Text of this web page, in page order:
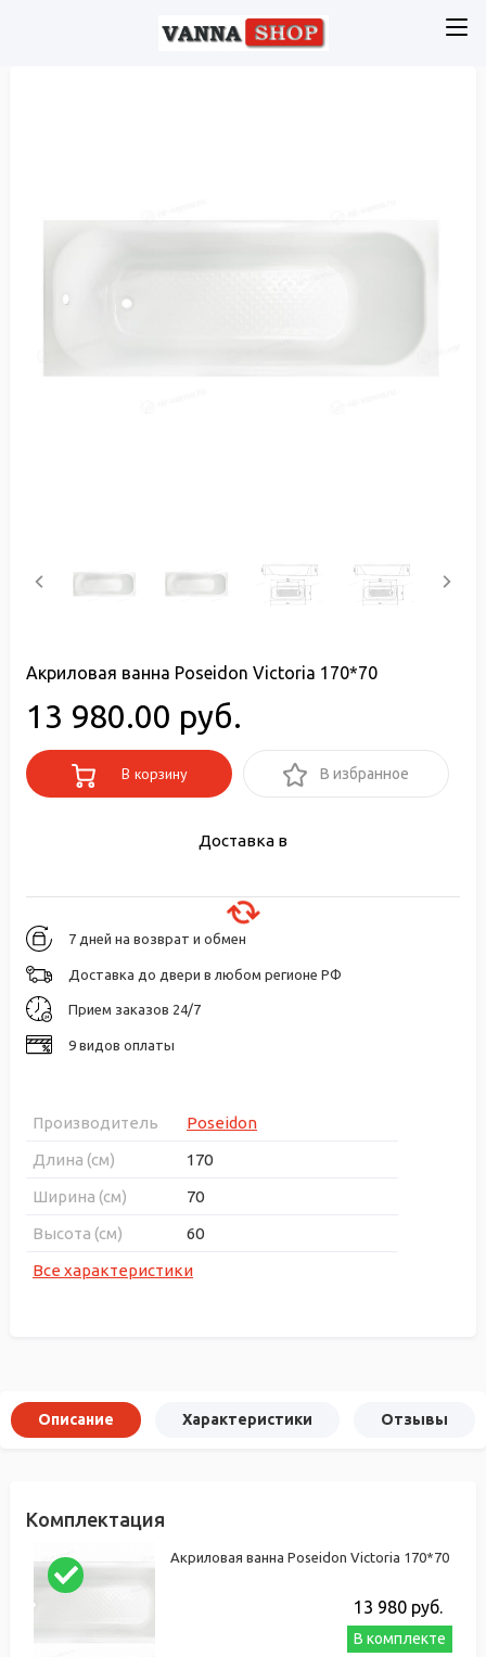
Акриловая ванна Poseidon Victoria 170*70
13 980.00 руб.
В корзину В избранное
Доставка в
7 дней на возврат и обмен
Доставка до двери в любом регионе РФ
Прием заказов 24/7
9 видов оплаты
Производитель
Poseidon
Длина (см)
170
Ширина (см)
70
Высота (см)
60
Все характеристики
Описание Характеристики Отзывы
Комплектация
Акриловая ванна Poseidon Victoria 170*70
13 980 руб.
В комплекте